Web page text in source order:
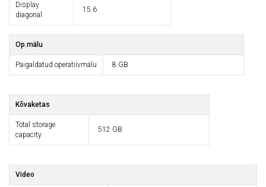
Display
diagonal
15.6
Op.mälu
Paigaldatud operatiivmälu 8 GB
Kõvaketas
Total storage
capacity
512 GB
Video